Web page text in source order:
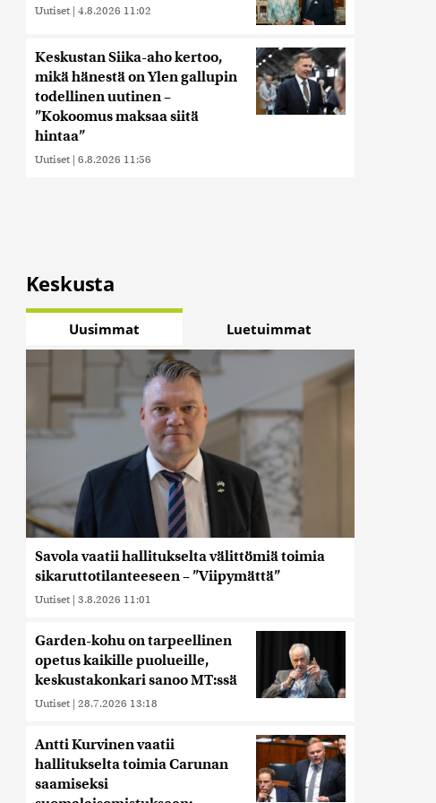
Uutiset | 4.8.2026 11:02
Keskustan Siika-aho kertoo,
mikä hänestä on Ylen gallupin
todellinen uutinen –
”Kokoomus maksaa siitä
hintaa”
Uutiset | 6.8.2026 11:56
Keskusta
Uusimmat Luetuimmat
Savola vaatii hallitukselta välittömiä toimia
sikaruttotilanteeseen – ”Viipymättä”
Uutiset | 3.8.2026 11:01
Garden-kohu on tarpeellinen
opetus kaikille puolueille,
keskustakonkari sanoo MT:ssä
Uutiset | 28.7.2026 13:18
Antti Kurvinen vaatii
hallitukselta toimia Carunan
saamiseksi